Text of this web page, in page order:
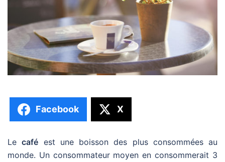
Facebook X
Lecafé est une boisson des plus consommées au
monde. Un consommateur moyen en consommerait 3